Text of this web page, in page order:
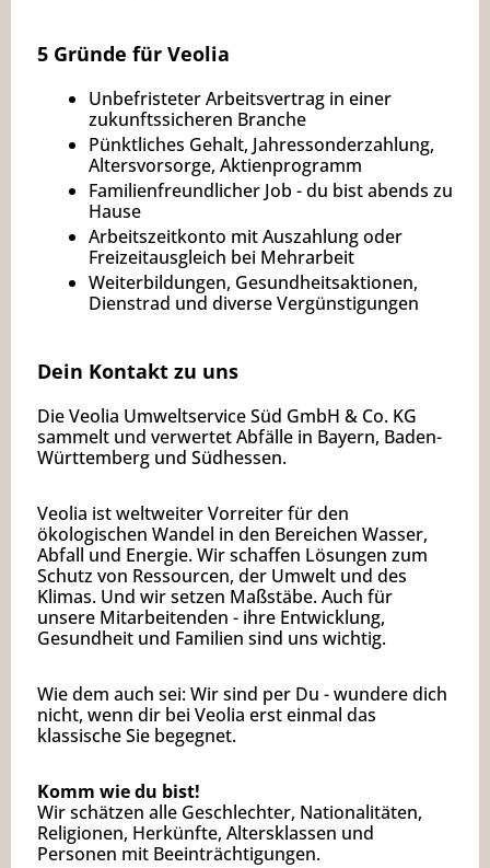
5 Gründe für Veolia
Unbefristeter Arbeitsvertrag in einer
zukunftssicheren Branche
Pünktliches Gehalt, Jahressonderzahlung,
Altersvorsorge, Aktienprogramm
Familienfreundlicher Job - du bist abends zu
Hause
Arbeitszeitkonto mit Auszahlung oder
Freizeitausgleich bei Mehrarbeit
Weiterbildungen, Gesundheitsaktionen,
Dienstrad und diverse Vergünstigungen
Dein Kontakt zu uns
Die Veolia Umweltservice Süd GmbH & Co. KG
sammelt und verwertet Abfälle in Bayern, Baden-
Württemberg und Südhessen.
Veolia ist weltweiter Vorreiter für den
ökologischen Wandel in den Bereichen Wasser,
Abfall und Energie. Wir schaffen Lösungen zum
Schutz von Ressourcen, der Umwelt und des
Klimas. Und wir setzen Maßstäbe. Auch für
unsere Mitarbeitenden - ihre Entwicklung,
Gesundheit und Familien sind uns wichtig.
Wie dem auch sei: Wir sind per Du - wundere dich
nicht, wenn dir bei Veolia erst einmal das
klassische Sie begegnet.
Komm wie du bist!
Wir schätzen alle Geschlechter, Nationalitäten,
Religionen, Herkünfte, Altersklassen und
Personen mit Beeinträchtigungen.